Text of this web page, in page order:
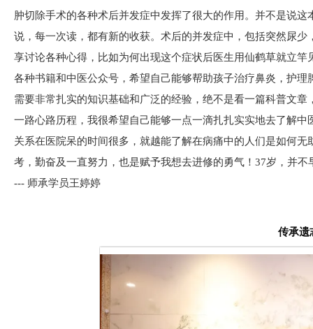
肿切除手术的各种术后并发症中发挥了很大的作用。并不是说
说，每一次读，都有新的收获。术后的并发症中，包括突然尿
享讨论各种心得，比如为何出现这个症状后医生用仙鹤草就立
各种书籍和中医公众号，希望自己能够帮助孩子治疗鼻炎，护
需要非常扎实的知识基础和广泛的经验，绝不是看一篇科普文
一路心路历程，我很希望自己能够一点一滴扎扎实实地去了解
关系在医院呆的时间很多，就越能了解在病痛中的人们是如何
考，勤奋及一直努力，也是赋予我想去进修的勇气！37岁，并
--- 师承学员王婷婷
传承遗